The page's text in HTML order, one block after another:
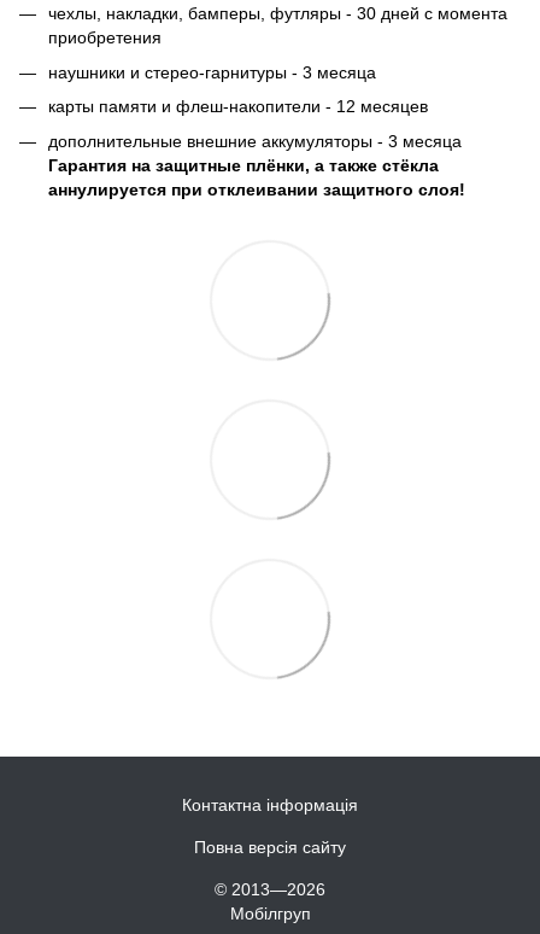
чехлы, накладки, бамперы, футляры - 30 дней с момента
приобретения
наушники и стерео-гарнитуры - 3 месяца
карты памяти и флеш-накопители - 12 месяцев
дополнительные внешние аккумуляторы - 3 месяца
Гарантия на защитные плёнки, а также стёкла
аннулируется при отклеивании защитного слоя!
Контактна інформація
Повна версія сайту
© 2013—2026
Мобілгруп